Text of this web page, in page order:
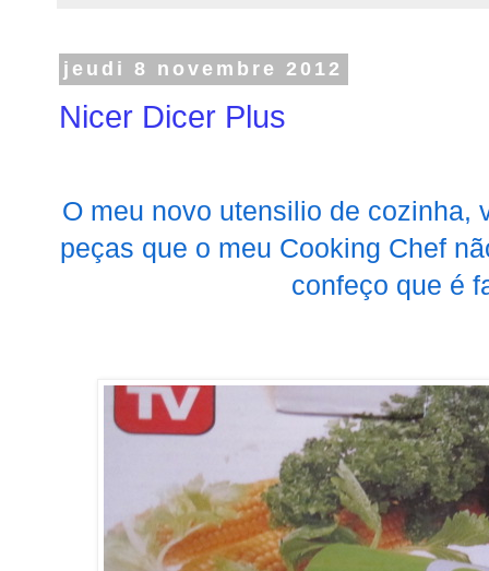
jeudi 8 novembre 2012
Nicer Dicer Plus
O meu novo utensilio de cozinha,
peças que o meu Cooking Chef
confeço que é